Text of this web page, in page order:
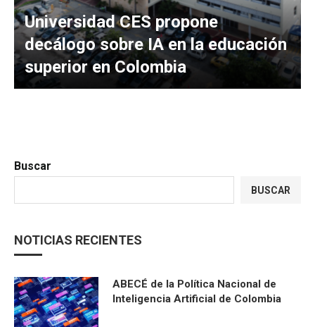
Universidad CES propone
decálogo sobre IA en la educación
superior en Colombia
Buscar
BUSCAR
NOTICIAS RECIENTES
ABECÉ de la Política Nacional de
Inteligencia Artificial de Colombia